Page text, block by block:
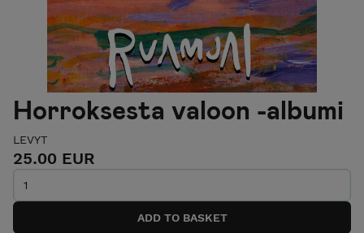
Horroksesta valoon -albumi
LEVYT
25.00 EUR